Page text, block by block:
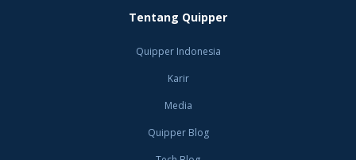
Tentang Quipper
Quipper Indonesia
Karir
Media
Quipper Blog